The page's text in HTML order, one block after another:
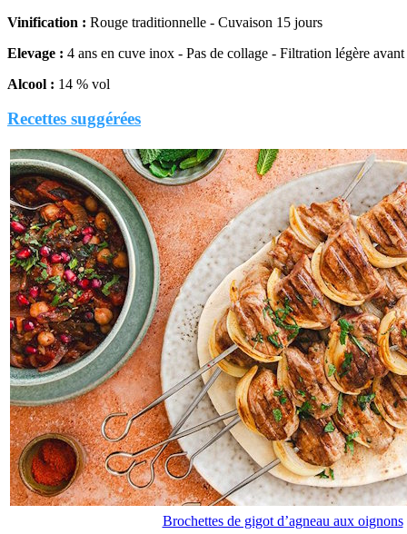
Vinification : Rouge traditionnelle - Cuvaison 15 jours
Elevage : 4 ans en cuve inox - Pas de collage - Filtration légère
Alcool : 14 % vol
Recettes suggérées
Brochettes de gigot d’agneau aux oignons